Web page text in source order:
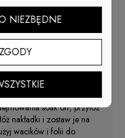
lakierów
Szybko i dokładnie
w całości oczyścić
wysusza paznokci.
soak off przed użyciem, w
nieskuteczny. By
Veneer spiłuj lekko
o gradacji 180.
soak off, przyłóż
nakładki i zostaw je na
wacików i folii do
NIEZBĘDNE